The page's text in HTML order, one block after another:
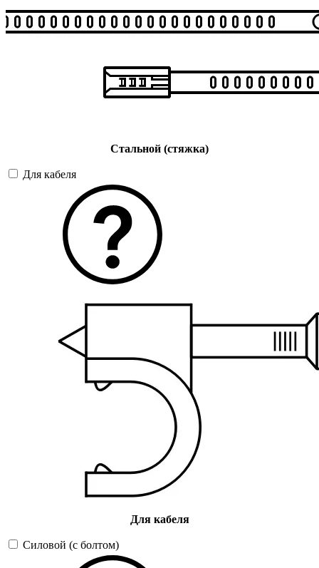
Стальной (стяжка)
Для кабеля
Для кабеля
Силовой (с болтом)